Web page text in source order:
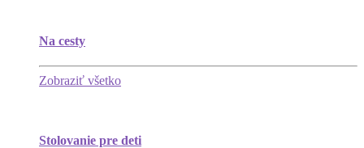
Na cesty
Zobraziť všetko
Stolovanie pre deti